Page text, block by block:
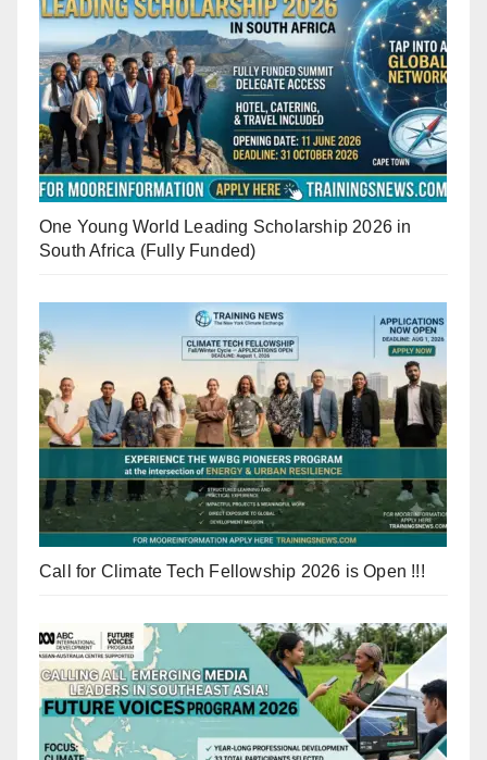
One Young World Leading Scholarship 2026 in
South Africa (Fully Funded)
Call for Climate Tech Fellowship 2026 is Open !!!